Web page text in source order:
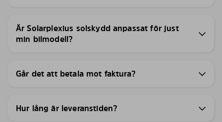
Är Solarplexius solskydd anpassat för just
min bilmodell?
Går det att betala mot faktura?
Hur lång är leveranstiden?